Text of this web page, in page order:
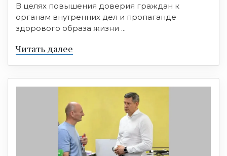
В целях повышения доверия граждан к
органам внутренних дел и пропаганде
здорового образа жизни ...
Читать далее